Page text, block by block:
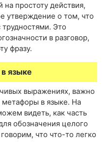
простоту действия,
утверждение о том, что
трудностями. Это
в разговор,
фразу.
языке
выражениях, важно
метафоры в языке. На
видеть, как часть
обозначения целого
что что-то легко